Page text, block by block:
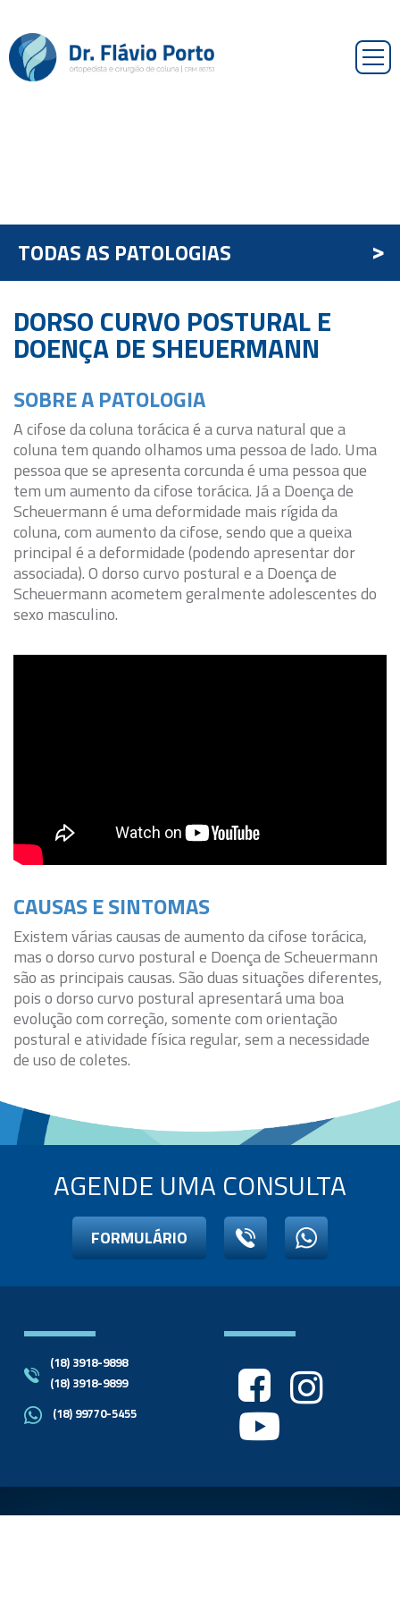
SOBRE MIM
PATOLOGIAS
BLOG
CONTATO
AGENDE UMA CONSULTA
ME SIGA NASREDES SOCIAIS
TODAS AS PATOLOGIAS >
DORSO CURVO POSTURAL E
DOENÇA DE SHEUERMANN
SOBRE A PATOLOGIA
A cifose da coluna torácica é a curva natural que a
coluna tem quando olhamos uma pessoa de lado. Uma
pessoa que se apresenta corcunda é uma pessoa que
tem um aumento da cifose torácica. Já a Doença de
Scheuermann é uma deformidade mais rígida da
coluna, com aumento da cifose, sendo que a queixa
principal é a deformidade (podendo apresentar dor
associada). O dorso curvo postural e a Doença de
Scheuermann acometem geralmente adolescentes do
sexo masculino.
CAUSAS E SINTOMAS
Existem várias causas de aumento da cifose torácica,
mas o dorso curvo postural e Doença de Scheuermann
são as principais causas. São duas situações diferentes,
pois o dorso curvo postural apresentará uma boa
evolução com correção, somente com orientação
postural e atividade física regular, sem a necessidade
de uso de coletes.
AGENDE UMA CONSULTA
FORMULÁRIO
(18) 3918-9898
(18) 3918-9899
(18) 99770-5455